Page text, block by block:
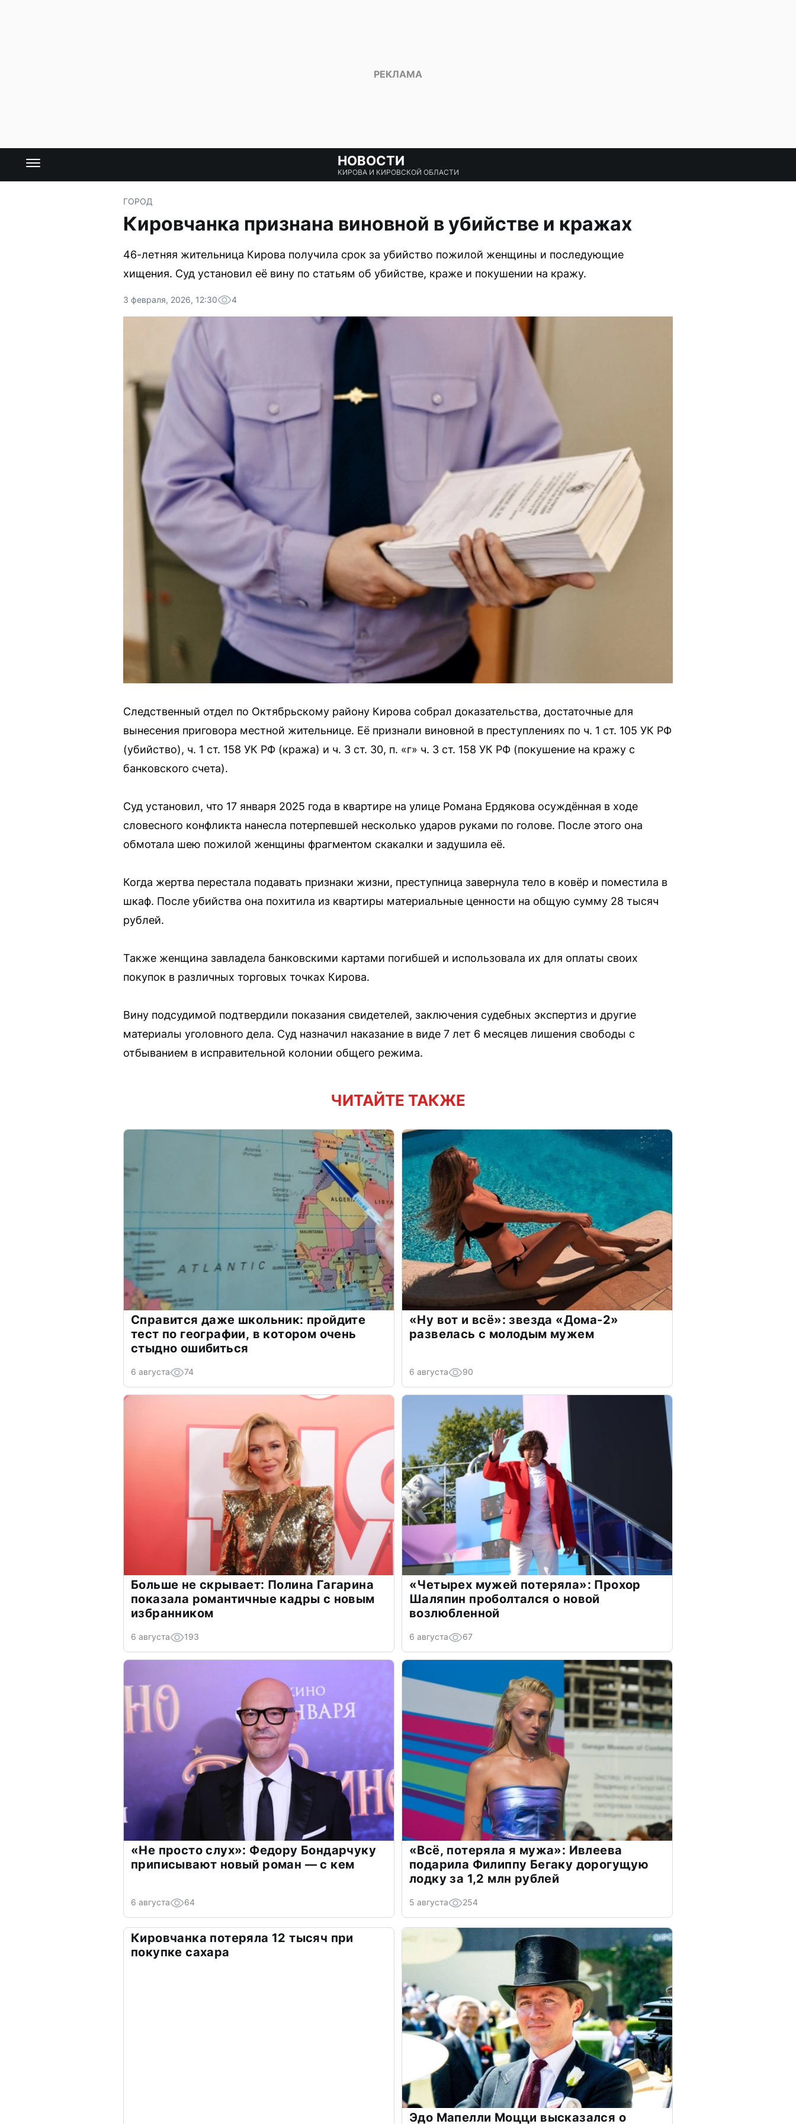
НОВОСТИ
КИРОВА И КИРОВСКОЙ ОБЛАСТИ
ГОРОД
Кировчанка признана виновной в убийстве и кражах
46-летняя жительница Кирова получила срок за убийство пожилой женщины и последующие
хищения. Суд установил её вину по статьям об убийстве, краже и покушении на кражу.
3 февраля, 2026, 12:30 4
Следственный отдел по Октябрьскому району Кирова собрал доказательства, достаточные для
вынесения приговора местной жительнице. Её признали виновной в преступлениях по ч. 1 ст. 105 УК РФ
(убийство), ч. 1 ст. 158 УК РФ (кража) и ч. 3 ст. 30, п. «г» ч. 3 ст. 158 УК РФ (покушение на кражу с
банковского счета).
Суд установил, что 17 января 2025 года в квартире на улице Романа Ердякова осуждённая в ходе
словесного конфликта нанесла потерпевшей несколько ударов руками по голове. После этого она
обмотала шею пожилой женщины фрагментом скакалки и задушила её.
Когда жертва перестала подавать признаки жизни, преступница завернула тело в ковёр и поместила в
шкаф. После убийства она похитила из квартиры материальные ценности на общую сумму 28 тысяч
рублей.
Также женщина завладела банковскими картами погибшей и использовала их для оплаты своих
покупок в различных торговых точках Кирова.
Вину подсудимой подтвердили показания свидетелей, заключения судебных экспертиз и другие
материалы уголовного дела. Суд назначил наказание в виде 7 лет 6 месяцев лишения свободы с
отбыванием в исправительной колонии общего режима.
ЧИТАЙТЕ ТАКЖЕ
Справится даже школьник: пройдите
тест по географии, в котором очень
стыдно ошибиться
6 августа 74
«Ну вот и всё»: звезда «Дома-2»
развелась с молодым мужем
6 августа 90
Больше не скрывает: Полина Гагарина
показала романтичные кадры с новым
избранником
6 августа 193
«Четырех мужей потеряла»: Прохор
Шаляпин проболтался о новой
возлюбленной
6 августа 67
«Не просто слух»: Федору Бондарчуку
приписывают новый роман — с кем
6 августа 64
«Всё, потеряла я мужа»: Ивлеева
подарила Филиппу Бегаку дорогущую
лодку за 1,2 млн рублей
5 августа 254
Кировчанка потеряла 12 тысяч при
покупке сахара
Эдо Мапелли Моцци высказался о